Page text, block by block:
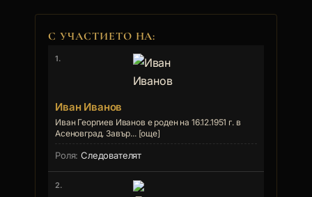
С УЧАСТИЕТО НА:
1.
Иван Иванов
Иван Георгиев Иванов е роден на 16.12.1951 г. в
Асеновград. Завър... [още]
Следователят
2.